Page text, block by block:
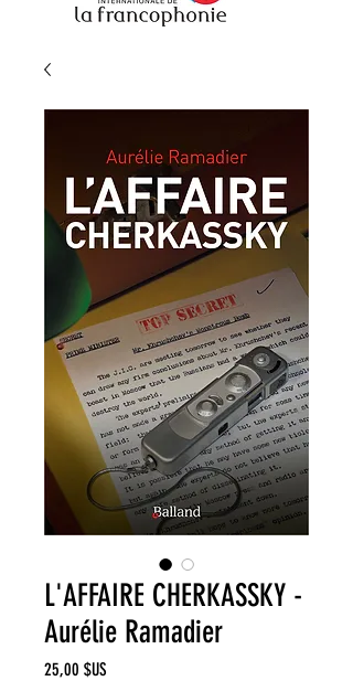
L'AFFAIRE CHERKASSKY -
Aurélie Ramadier
25,00 $US